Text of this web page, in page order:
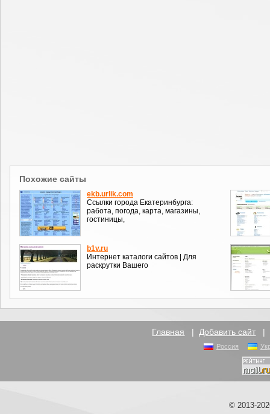
Похожие сайты
ekb.urlik.com
Ссылки города Екатеринбурга:
работа, погода, карта, магазины,
гостиницы,
b1v.ru
Интернет каталоги сайтов | Для
раскрутки Вашего
Главная | Добавить сайт |
Россия
© 2013-